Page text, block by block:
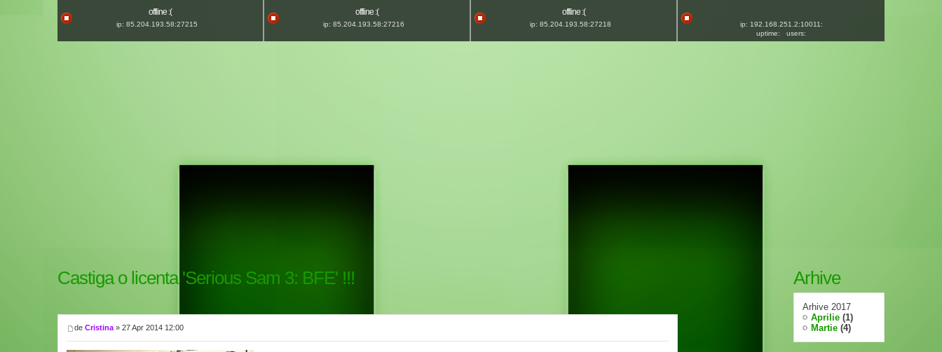
offline :(
ip: 85.204.193.58:27215
offline :(
ip: 85.204.193.58:27216
offline :(
ip: 85.204.193.58:27218
ip: 192.168.251.2:10011:
uptime:
users:
Castiga o licenta 'Serious Sam 3: BFE' !!!
de Cristina » 27 Apr 2014 12:00
Arhive
Arhive 2017
Aprilie (1)
Martie (4)